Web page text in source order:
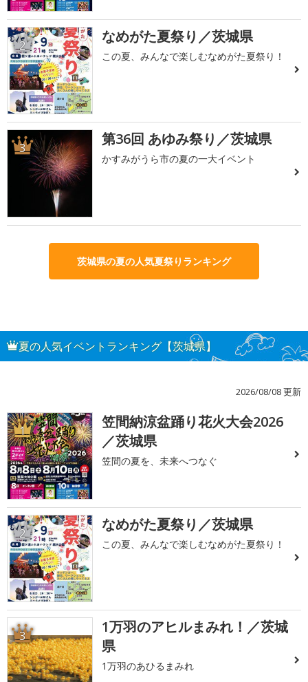
2 なめがた夏祭り／茨城県
この夏、みんなで楽しむなめがた夏祭り！
3 第36回 あゆみ祭り／茨城県
かすみがうら市の夏の一大イベント
茨城県の夏の人気夏祭りランキング
夏の人気イベントランキング【茨城県】
2026/08/08 更新
1
笠間納涼盆踊り花火大会2026
／茨城県
笠間の夏を、未来へつなぐ
2 なめがた夏祭り／茨城県
この夏、みんなで楽しむなめがた夏祭り！
3
1万羽のアヒルまみれ！／茨城
県
1万羽のあひるまみれ